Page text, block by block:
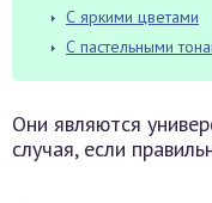
С яркими цветами
С пастельными
Они являются
случая, если